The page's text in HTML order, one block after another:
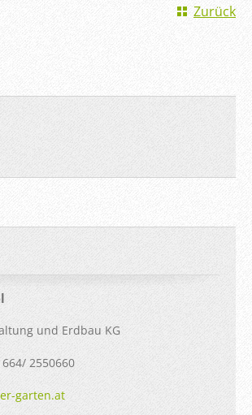
Zurück
und Erdbau KG
2550660
garten.at